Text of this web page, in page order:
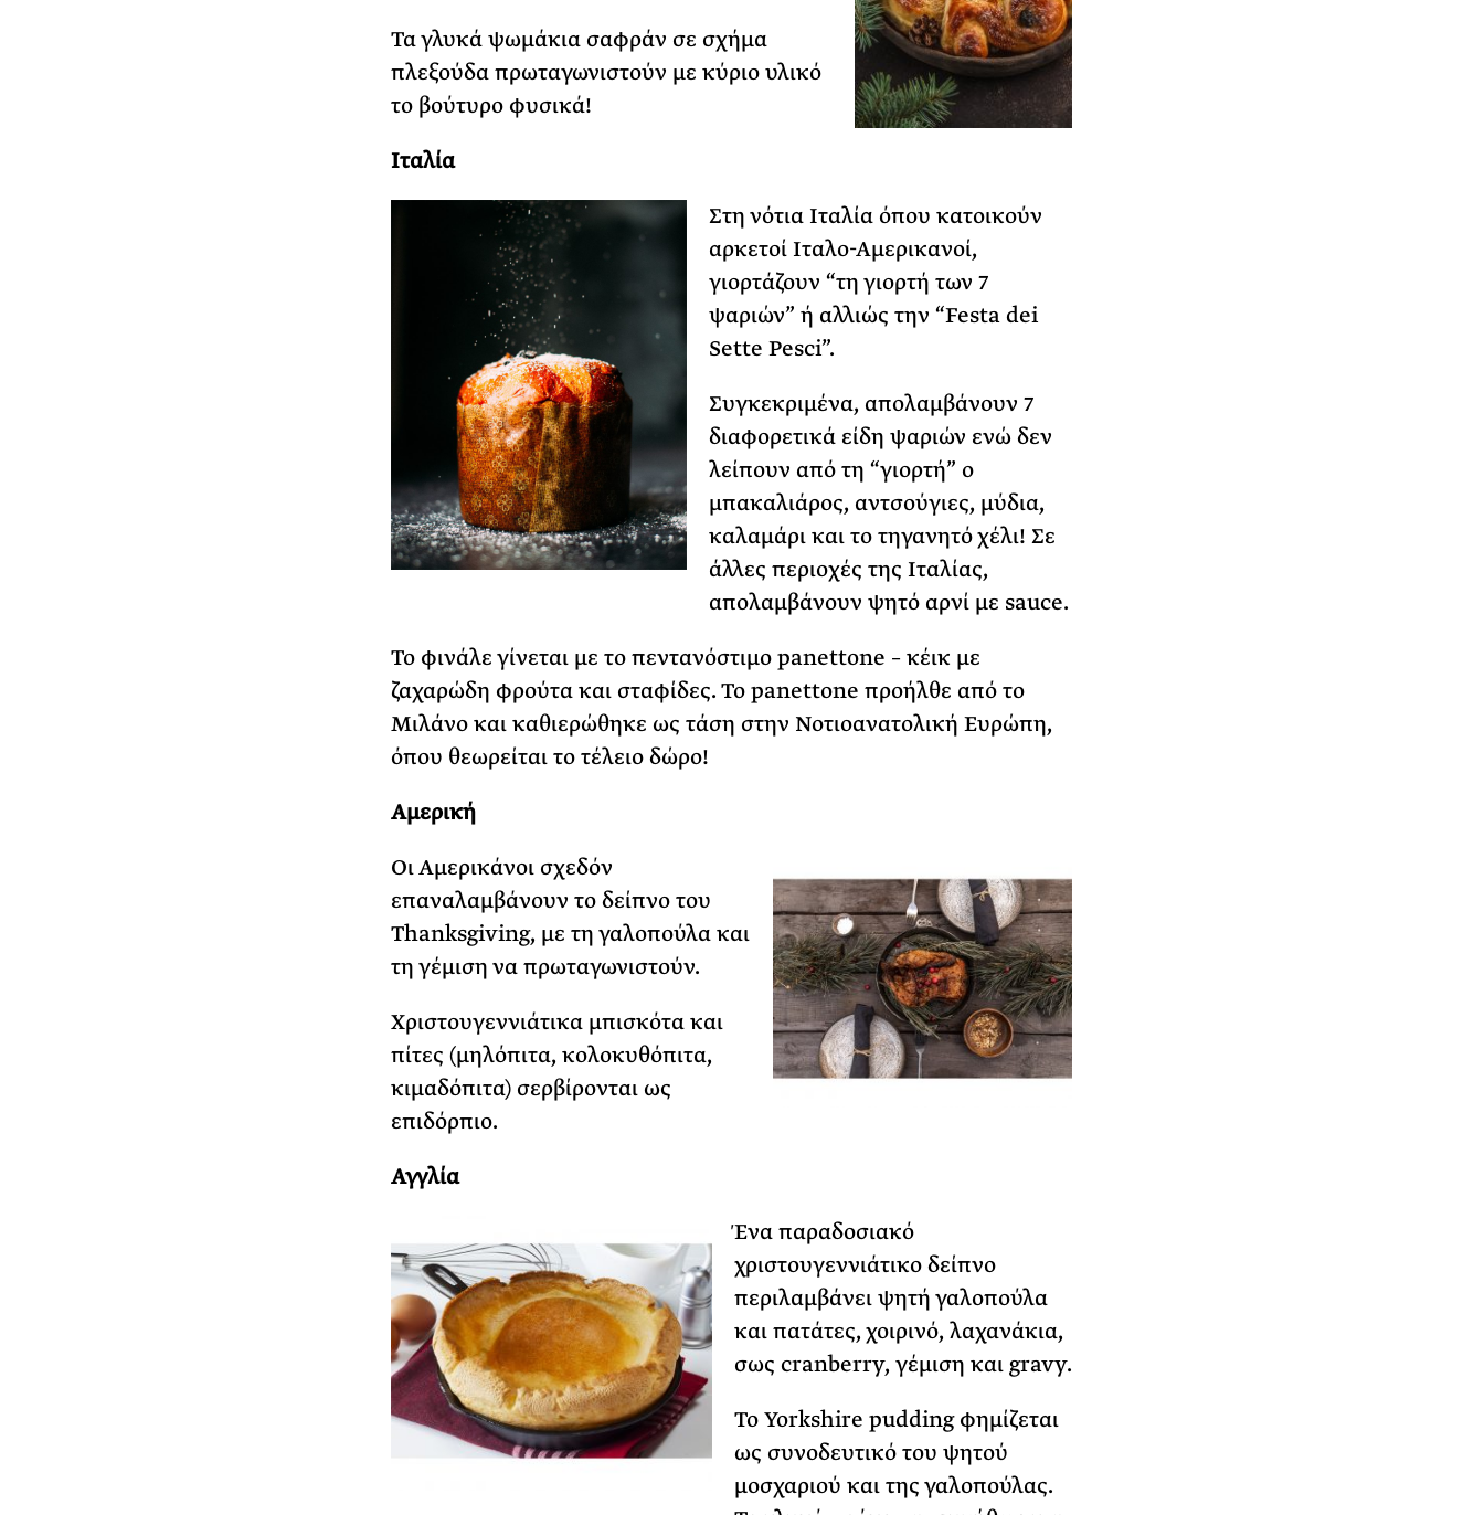
Τα γλυκά ψωμάκια σαφράν σε σχήμα
πλεξούδα πρωταγωνιστούν με κύριο υλικό
το βούτυρο φυσικά!
Ιταλία
Στη νότια Ιταλία όπου κατοικούν
αρκετοί Ιταλο-Αμερικανοί,
γιορτάζουν “τη γιορτή των 7
ψαριών” ή αλλιώς την “Festa dei
Sette Pesci”.
Συγκεκριμένα, απολαμβάνουν 7
διαφορετικά είδη ψαριών ενώ δεν
λείπουν από τη “γιορτή” ο
μπακαλιάρος, αντσούγιες, μύδια,
καλαμάρι και το τηγανητό χέλι! Σε
άλλες περιοχές της Ιταλίας,
απολαμβάνουν ψητό αρνί με sauce.
Το φινάλε γίνεται με το πεντανόστιμο panettone – κέικ με
ζαχαρώδη φρούτα και σταφίδες. Το panettone προήλθε από το
Μιλάνο και καθιερώθηκε ως τάση στην Νοτιoανατολική Ευρώπη,
όπου θεωρείται το τέλειο δώρο!
Αμερική
Οι Αμερικάνοι σχεδόν
επαναλαμβάνουν το δείπνο του
Thanksgiving, με τη γαλοπούλα και
τη γέμιση να πρωταγωνιστούν.
Χριστουγεννιάτικα μπισκότα και
πίτες (μηλόπιτα, κολοκυθόπιτα,
κιμαδόπιτα) σερβίρονται ως
επιδόρπιο.
Αγγλία
Ένα παραδοσιακό
χριστουγεννιάτικο δείπνο
περιλαμβάνει ψητή γαλοπούλα
και πατάτες, χοιρινό, λαχανάκια,
σως cranberry, γέμιση και gravy.
Το Yorkshire pudding φημίζεται
ως συνοδευτικό του ψητού
μοσχαριού και της γαλοπούλας.